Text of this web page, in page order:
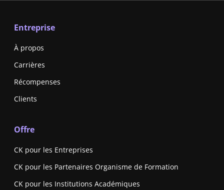
Entreprise
À propos
Carrières
Récompenses
Clients
Offre
CK pour les Entreprises
CK pour les Partenaires Organisme de Formation
CK pour les Institutions Académiques